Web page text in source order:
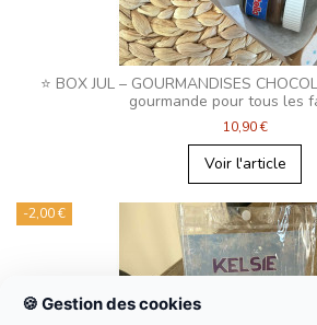
⭐ BOX JUL – GOURMANDISES
gourmande pour tous les
10,90 €
Voir l'article
-2,00 €
🍪 Gestion des cookies